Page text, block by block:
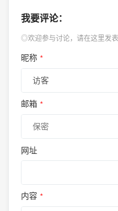
我要评论：
◎欢迎参与讨论，请在这里发
昵称 *
邮箱 *
网址
内容 *